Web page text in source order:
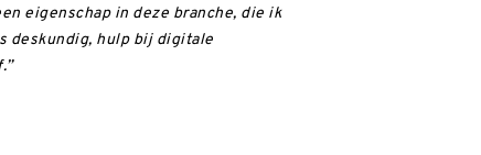
eigenschap in deze branche, die ik
deskundig, hulp bij digitale